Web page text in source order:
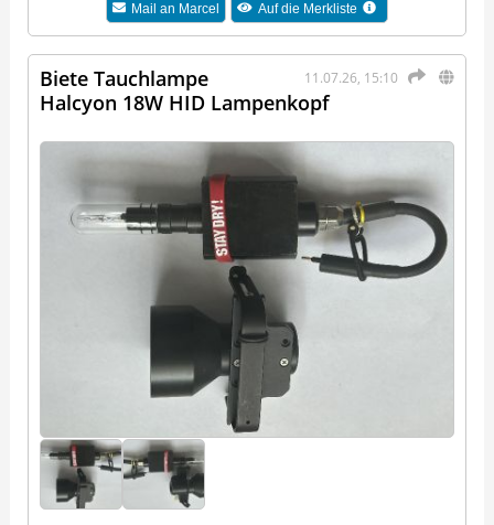
Mail an Marcel Auf die Merkliste
11.07.26, 15:10
Biete Tauchlampe
Halcyon 18W HID Lampenkopf